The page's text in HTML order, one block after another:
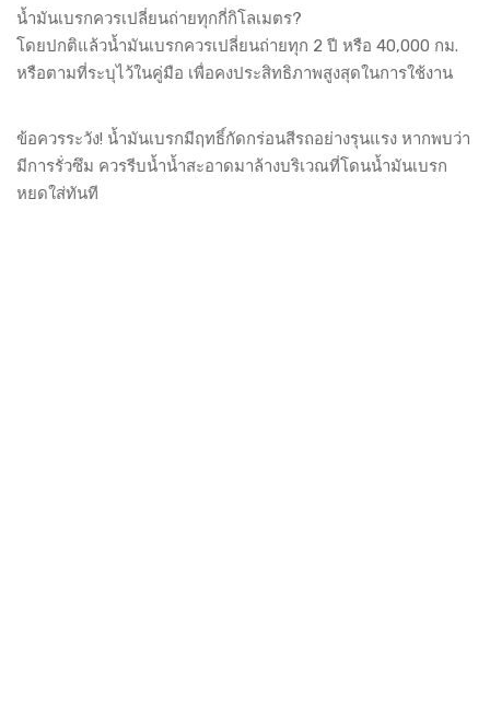
น้ำมันเบรกควรเปลี่ยนถ่ายทุกกี่กิโลเมตร?
โดยปกติแล้วน้ำมันเบรกควรเปลี่ยนถ่ายทุก 2 ปี หรือ 40,000 กม.
หรือตามที่ระบุไว้ในคู่มือ เพื่อคงประสิทธิภาพสูงสุดในการใช้งาน
ข้อควรระวัง! น้ำมันเบรกมีฤทธิ์กัดกร่อนสีรถอย่างรุนแรง หากพบว่า
มีการรั่วซึม ควรรีบน้ำน้ำสะอาดมาล้างบริเวณที่โดนน้ำมันเบรก
หยดใส่ทันที